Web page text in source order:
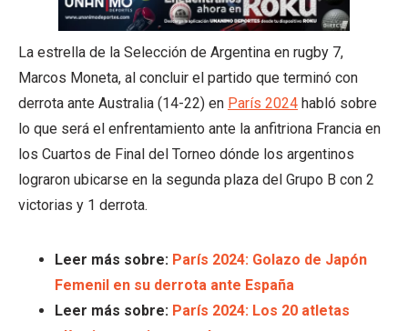
La estrella de la Selección de Argentina en rugby 7,
Marcos Moneta, al concluir el partido que terminó con
derrota ante Australia (14-22) en París 2024 habló sobre
lo que será el enfrentamiento ante la anfitriona Francia en
los Cuartos de Final del Torneo dónde los argentinos
lograron ubicarse en la segunda plaza del Grupo B con 2
victorias y 1 derrota.
Leer más sobre: París 2024: Golazo de Japón
Femenil en su derrota ante España
Leer más sobre: París 2024: Los 20 atletas